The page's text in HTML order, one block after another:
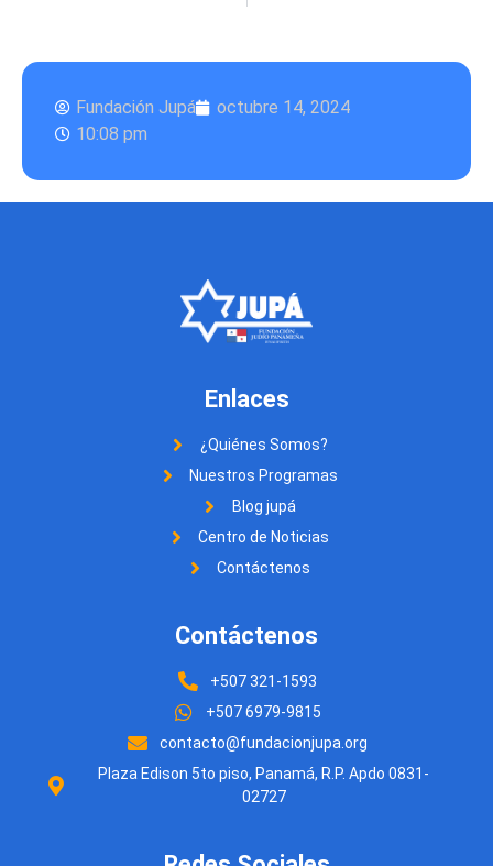
Fundación Jupá
octubre 14, 2024
10:08 pm
Enlaces
¿Quiénes Somos?
Nuestros Programas
Blog jupá
Centro de Noticias
Contáctenos
Contáctenos
+507 321-1593
+507 6979-9815
contacto@fundacionjupa.org
Plaza Edison 5to piso, Panamá, R.P. Apdo 0831-
02727